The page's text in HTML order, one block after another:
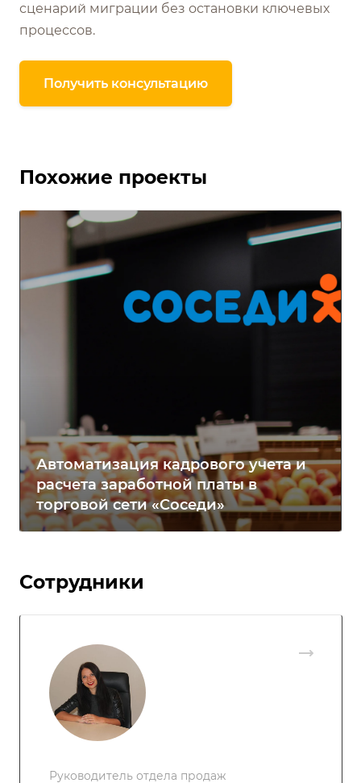
сценарий миграции без остановки ключевых
процессов.
Получить консультацию
Похожие проекты
Автоматизация кадрового учета и
расчета заработной платы в
торговой сети «Соседи»
Сотрудники
Руководитель отдела продаж